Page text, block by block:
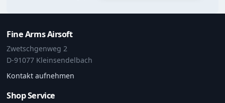
Fine Arms Airsoft
Zwetschgenweg 2
D-91077 Kleinsendelbach
Kontakt aufnehmen
Shop Service